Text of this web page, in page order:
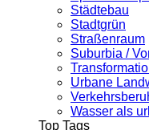
Städtebau
Stadtgrün
Straßenraum
Suburbia /
Urbane
Wasser als
Top Tags